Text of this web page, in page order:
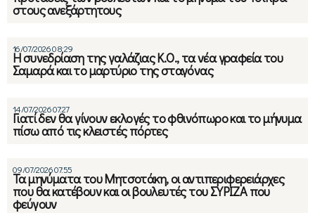
στους ανεξάρτητους
16/07/2026 08:29
Η συνεδρίαση της γαλάζιας Κ.Ο., τα νέα γραφεία του
Σαμαρά και το μαρτύριο της σταγόνας
14/07/2026 07:27
Γιατί δεν θα γίνουν εκλογές το φθινόπωρο και το μήνυμα
πίσω από τις κλειστές πόρτες
09/07/2026 07:55
Τα μηνύματα του Μητσοτάκη, οι αντιπεριφερειάρχες
που θα κατέβουν και οι βουλευτές του ΣΥΡΙΖΑ που
φεύγουν